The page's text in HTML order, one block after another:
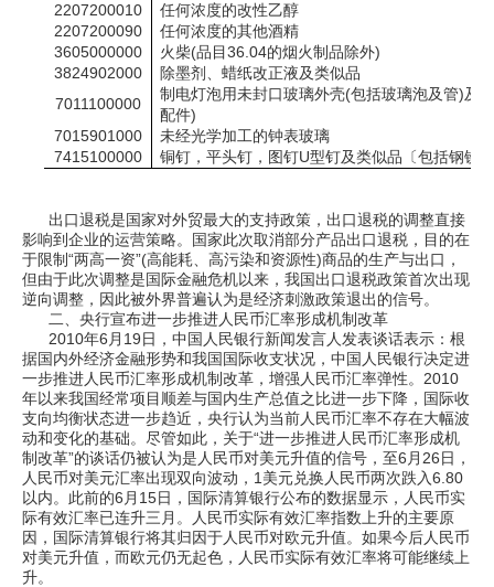
2207200010
任何浓度的改性乙醇
2207200090
任何浓度的其他酒精
3605000000
火柴(品目36.04的烟火制品除外)
3824902000
除墨剂、蜡纸改正液及类似品
7011100000
制电灯泡用未封口玻璃外壳(包括玻璃泡及管)及
配件)
7015901000
未经光学加工的钟表玻璃
7415100000
铜钉，平头钉，图钉U型钉及类似品〔包括钢铁
出口退税是国家对外贸最大的支持政策，出口退税的调整直接
影响到企业的运营策略。国家此次取消部分产品出口退税，目的在
于限制“两高一资”(高能耗、高污染和资源性)商品的生产与出口，
但由于此次调整是国际金融危机以来，我国出口退税政策首次出现
逆向调整，因此被外界普遍认为是经济刺激政策退出的信号。
二、央行宣布进一步推进人民币汇率形成机制改革
2010年6月19日，中国人民银行新闻发言人发表谈话表示：根
据国内外经济金融形势和我国国际收支状况，中国人民银行决定进
一步推进人民币汇率形成机制改革，增强人民币汇率弹性。2010
年以来我国经常项目顺差与国内生产总值之比进一步下降，国际收
支向均衡状态进一步趋近，央行认为当前人民币汇率不存在大幅波
动和变化的基础。尽管如此，关于“进一步推进人民币汇率形成机
制改革”的谈话仍被认为是人民币对美元升值的信号，至6月26日，
人民币对美元汇率出现双向波动，1美元兑换人民币两次跌入6.80
以内。此前的6月15日，国际清算银行公布的数据显示，人民币实
际有效汇率已连升三月。人民币实际有效汇率指数上升的主要原
因，国际清算银行将其归因于人民币对欧元升值。如果今后人民币
对美元升值，而欧元仍无起色，人民币实际有效汇率将可能继续上
升。